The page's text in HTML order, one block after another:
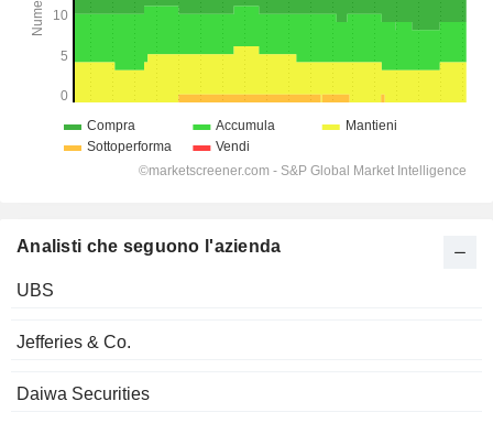
Analisti che seguono l'azienda
UBS
Jefferies & Co.
Daiwa Securities